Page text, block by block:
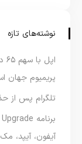
نوشته‌های تازه
پریمیوم جهان
تلگرام پس از
آیفون، آیپد،